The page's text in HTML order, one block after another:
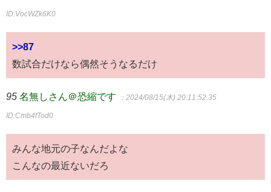
ID:VocWZk6K0
>>87
数試合だけなら偶然そうなるだけ
95 名無しさん＠恐縮です ：2024/08/15(木) 20:11:52.35
ID:Cmb4fTod0
みんな地元の子なんだよな
こんなの最近ないだろ